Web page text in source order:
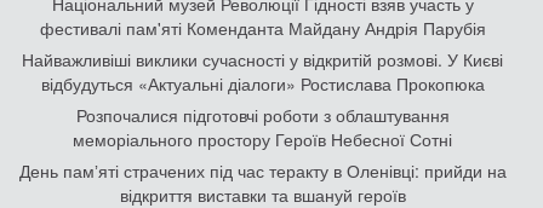
фестивалі пам'яті Коменданта Майдану Андрія Парубія
Найважливіші виклики сучасності у відкритій розмові. У Києві
відбудуться «Актуальні діалоги» Ростислава Прокопюка
Розпочалися підготовчі роботи з облаштування
меморіального простору Героїв Небесної Сотні
День памʼяті страчених під час теракту в Оленівці: прийди на
відкриття виставки та вшануй героїв